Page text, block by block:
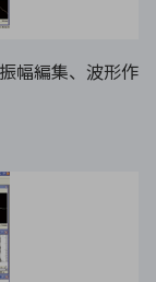
幅編集、波形作